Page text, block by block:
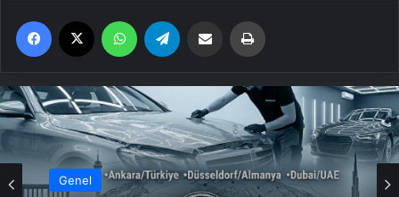
Facebook WhatsApp Email'den paylaş
Genel